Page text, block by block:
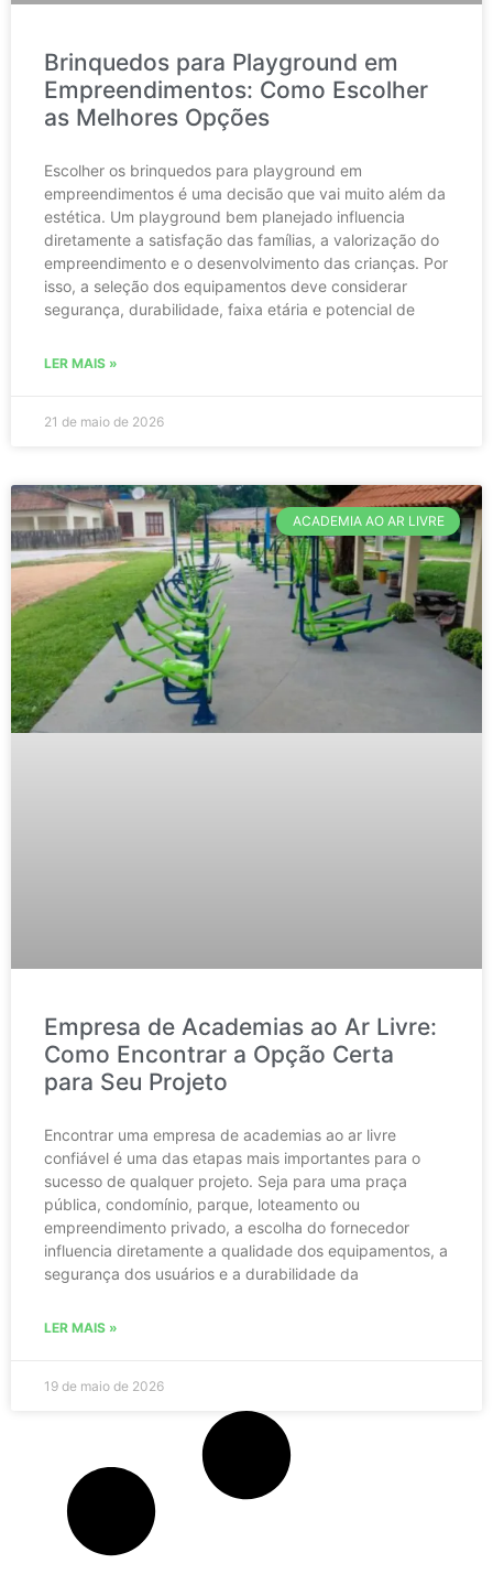
Brinquedos para Playground em
Empreendimentos: Como Escolher
as Melhores Opções
Escolher os brinquedos para playground em
empreendimentos é uma decisão que vai muito além da
estética. Um playground bem planejado influencia
diretamente a satisfação das famílias, a valorização do
empreendimento e o desenvolvimento das crianças. Por
isso, a seleção dos equipamentos deve considerar
segurança, durabilidade, faixa etária e potencial de
LER MAIS »
21 de maio de 2026
ACADEMIA AO AR LIVRE
Empresa de Academias ao Ar Livre:
Como Encontrar a Opção Certa
para Seu Projeto
Encontrar uma empresa de academias ao ar livre
confiável é uma das etapas mais importantes para o
sucesso de qualquer projeto. Seja para uma praça
pública, condomínio, parque, loteamento ou
empreendimento privado, a escolha do fornecedor
influencia diretamente a qualidade dos equipamentos, a
segurança dos usuários e a durabilidade da
LER MAIS »
19 de maio de 2026